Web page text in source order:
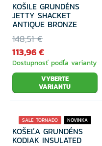
23% ZĽAVA
KOŠILE GRUNDÉNS
JETTY SHACKET
ANTIQUE BRONZE
148,51 €
113,96 €
Dostupnosť podľa varianty
VYBERTE
VARIANTU
SALE TORNADO
NOVINKA
1 VARIANTA
20% ZĽAVA
KOŠEĽA GRUNDÉNS
KODIAK INSULATED